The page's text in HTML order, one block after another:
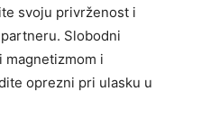
svoju privrženost i
Slobodni
i
oprezni pri ulasku u